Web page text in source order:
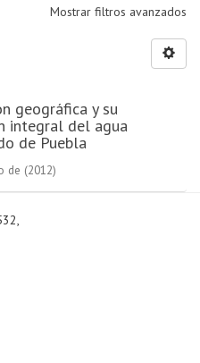
Mostrar filtros avanzados
geográfica y su
integral del agua
de Puebla
de (2012)